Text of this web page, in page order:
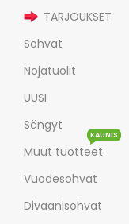
TARJOUKSET
Sohvat
Nojatuolit
UUSI
Sängyt
Muut tuotteet
KAUNIS
Vuodesohvat
Divaanisohvat